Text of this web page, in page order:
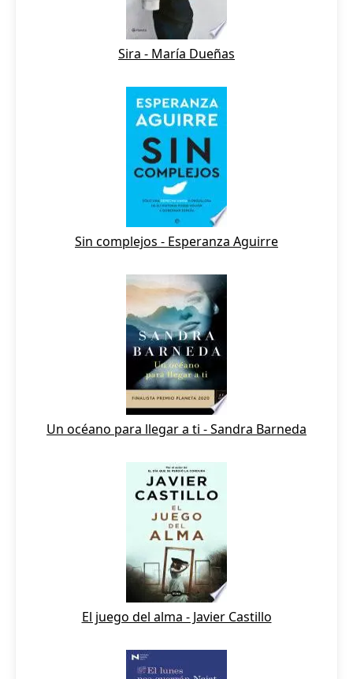
Sira - María Dueñas
Sin complejos - Esperanza Aguirre
Un océano para llegar a ti - Sandra Barneda
El juego del alma - Javier Castillo